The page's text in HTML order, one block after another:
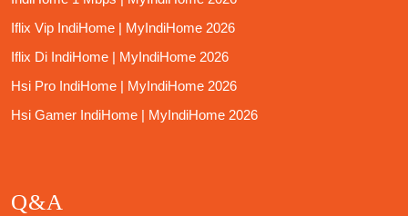
Iflix Vip IndiHome | MyIndiHome 2026
Iflix Di IndiHome | MyIndiHome 2026
Hsi Pro IndiHome | MyIndiHome 2026
Hsi Gamer IndiHome | MyIndiHome 2026
Q&A